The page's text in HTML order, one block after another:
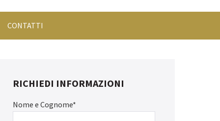
CONTATTI
RICHIEDI INFORMAZIONI
Nome e Cognome*